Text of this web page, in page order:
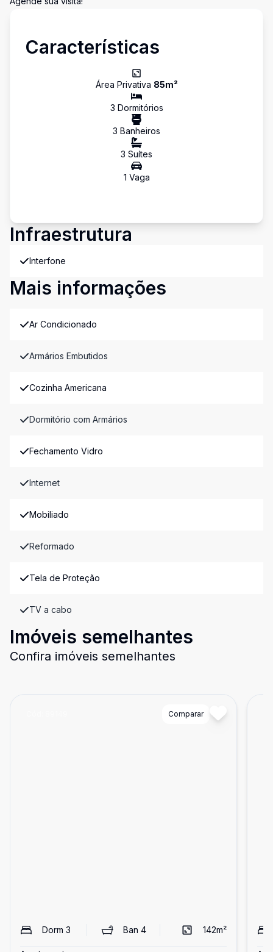
Características
Área Privativa 85m²
3 Dormitórios
3 Banheiros
3 Suítes
1 Vaga
Infraestrutura
Interfone
Mais informações
Ar Condicionado
Armários Embutidos
Cozinha Americana
Dormitório com Armários
Fechamento Vidro
Internet
Mobiliado
Reformado
Tela de Proteção
TV a cabo
Imóveis semelhantes
Confira imóveis semelhantes
Comparar
Dorm 3 Ban 4 142m²